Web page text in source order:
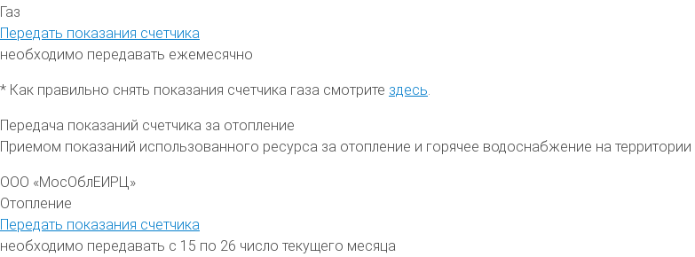
Газ
Передать показания счетчика
необходимо передавать ежемесячно
* Как правильно снять показания счетчика газа смотрите здесь
Передача показаний счетчика за отопление
Приемом показаний использованного ресурса за отопление и горячее водоснабжение на территории
ООО «МосОблЕИРЦ»
Отопление
Передать показания счетчика
необходимо передавать с 15 по 26 число текущего месяца